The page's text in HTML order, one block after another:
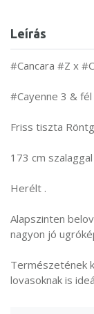
Leírás
#Cancara #Z x
#Cayenne 3 &
Friss tiszta
173 cm szalaggal
Herélt .
Alapszinten
nagyon jó
Természetének
lovasoknak is